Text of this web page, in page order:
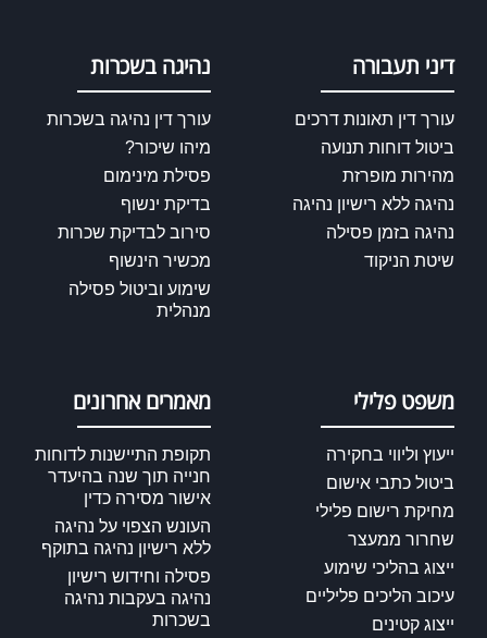
דיני תעבורה
עורך דין תאונות דרכים
ביטול דוחות תנועה
מהירות מופרזת
נהיגה ללא רישיון נהיגה
נהיגה בזמן פסילה
שיטת הניקוד
נהיגה בשכרות
עורך דין נהיגה בשכרות
מיהו שיכור?
פסילת מינימום
בדיקת ינשוף
סירוב לבדיקת שכרות
מכשיר הינשוף
שימוע וביטול פסילה
מנהלית
משפט פלילי
ייעוץ וליווי בחקירה
ביטול כתבי אישום
מחיקת רישום פלילי
שחרור ממעצר
ייצוג בהליכי שימוע
עיכוב הליכים פליליים
ייצוג קטינים
מאמרים אחרונים
תקופת התיישנות לדוחות
חנייה תוך שנה בהיעדר
אישור מסירה כדין
העונש הצפוי על נהיגה
ללא רישיון נהיגה בתוקף
פסילה וחידוש רישיון
נהיגה בעקבות נהיגה
בשכרות